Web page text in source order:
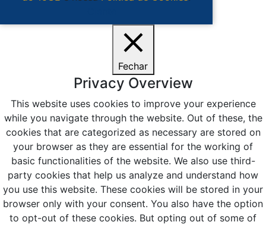
Fechar
Privacy Overview
This website uses cookies to improve your experience
while you navigate through the website. Out of these, the
cookies that are categorized as necessary are stored on
your browser as they are essential for the working of
basic functionalities of the website. We also use third-
party cookies that help us analyze and understand how
you use this website. These cookies will be stored in your
browser only with your consent. You also have the option
to opt-out of these cookies. But opting out of some of